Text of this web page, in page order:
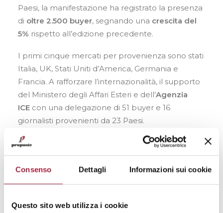
Consenso Dettagli Informazioni sui cookie
Questo sito web utilizza i cookie
Paesi, la manifestazione ha registrato la presenza
di oltre 2.500 buyer, segnando una crescita del
5% rispetto all’edizione precedente.
I primi cinque mercati per provenienza sono stati
Italia, UK, Stati Uniti d’America, Germania e
Francia. A rafforzare l’internazionalità, il supporto
del Ministero degli Affari Esteri e dell’Agenzia
ICE con una delegazione di 51 buyer e 16
giornalisti provenienti da 23 Paesi.
Questa edizione ha inoltre visto il debutto
dell’INTERNI.Proposte Award 2026e la
collaborazione con Cristina Celestino Studio per
la progettazione delle aree comuni.